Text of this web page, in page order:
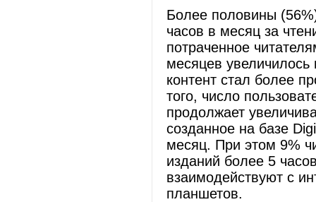
Более половины
часов в месяц за
потраченное
месяцев
контент стал более
того, число
продолжает
созданное на базе
месяц. При этом 9%
изданий более 5
взаимодействуют с
планшетов.